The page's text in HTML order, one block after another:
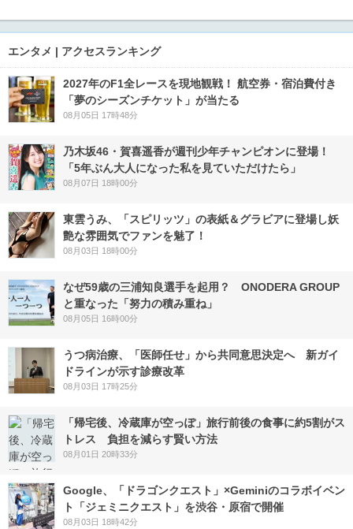
エンタメ | アクセスランキング
2027年のF1全レースを現地観戦！ 航空券・宿泊費付き
「夢のシーズンチケット」が当たる
08月05日 17時48分
乃木坂46・賀喜遥香が週刊少年チャンピオンに登場！
「5年ぶん大人になった私を見ていただけたら」
08月07日 18時00分
東雲うみ、「スピリッツ」の表紙＆グラビアに登場し妖
艶な雰囲気でファンを魅了！
08月03日 18時00分
なぜ59歳の三浦知良選手を起用？ ONODERA GROUP
と重なった「努力の積み重ね」
08月05日 16時00分
うつ病治療、「医師任せ」から共同意思決定へ 新ガイ
ドラインが示す診療改革
08月03日 17時25分
「帰宅後、冷蔵庫が空っぽ」旅行前後の食事に約5割がス
トレス 負担を減らす賢い方法
08月01日 20時33分
Google、「ドラゴンクエスト」×Geminiのコラボイベン
ト「ジェミニクエスト」を渋谷・原宿で開催
08月03日 18時42分